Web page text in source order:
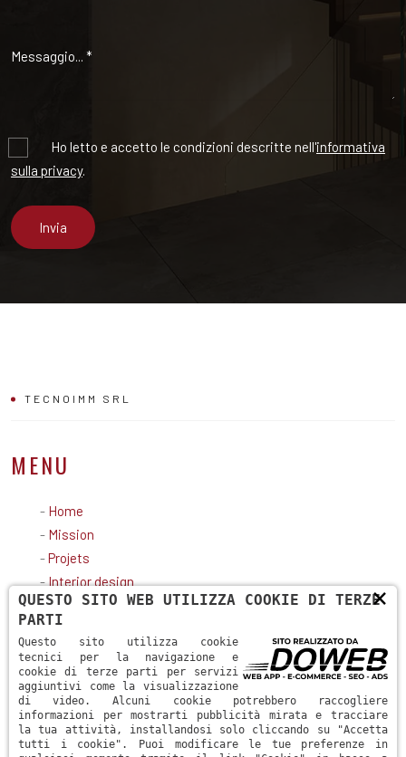
ObbligatorioHo letto e accetto le condizioni descritte nell'informativa
sulla privacy.
TECNOIMM SRL
MENU
- Home
- Mission
-Projets
-Interior design
-Contatti
CONTATTI
Via Roma, 10 - 37121 Verona (VR)
+39 0458012187
×
QUESTO SITO WEB UTILIZZA COOKIE DI TERZE
PARTI
Questo sito utilizza cookie
tecnici per la navigazione e
cookie di terze parti per servizi
aggiuntivi come la visualizzazione
di video. Alcuni cookie potrebbero raccogliere
informazioni per mostrarti pubblicità mirata e tracciare
la tua attività, installandosi solo cliccando su "Accetta
tutti i cookie". Puoi modificare le tue preferenze in